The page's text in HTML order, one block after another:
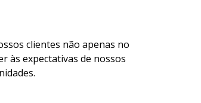
clientes não apenas no
às expectativas de nossos